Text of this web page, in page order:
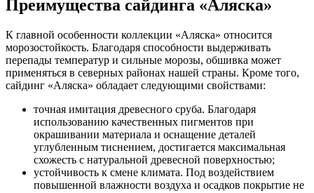
Преимущества сайдинга «Аляска»
К главной особенности коллекции «Аляска» относится
морозостойкость. Благодаря способности выдерживать
перепады температур и сильные морозы, обшивка может
применяться в северных районах нашей страны. Кроме того,
сайдинг «Аляска» обладает следующими свойствами:
точная имитация древесного сруба. Благодаря
использованию качественных пигментов при
окрашивании материала и оснащение деталей
углубленным тиснением, достигается максимальная
схожесть с натуральной древесной поверхностью;
устойчивость к смене климата. Под воздействием
повышенной влажности воздуха и осадков покрытие не